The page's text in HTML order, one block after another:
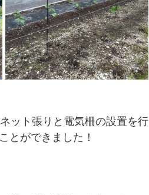
ット張りと電気柵の設置を行
とができました！